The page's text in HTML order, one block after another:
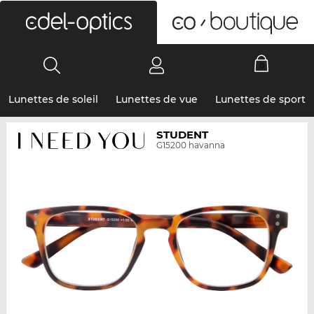
Lunettes de soleil Lunettes de vue Lunettes de sport
STUDENT
G15200 havanna